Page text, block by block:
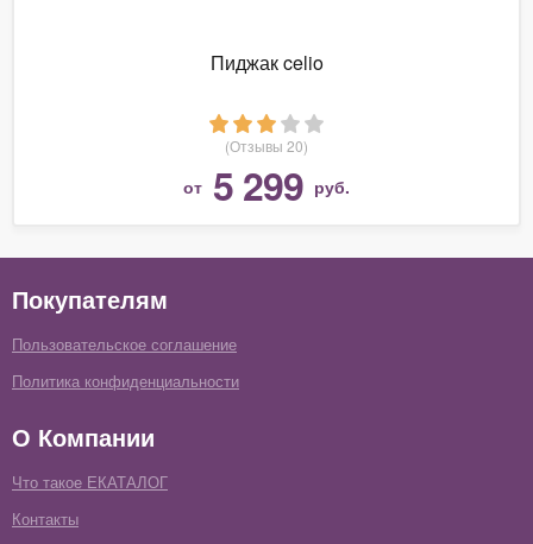
Пиджак celio
(Отзывы 20)
от 5 299 руб.
Покупателям
Пользовательское соглашение
Политика конфиденциальности
О Компании
Что такое ЕКАТАЛОГ
Контакты